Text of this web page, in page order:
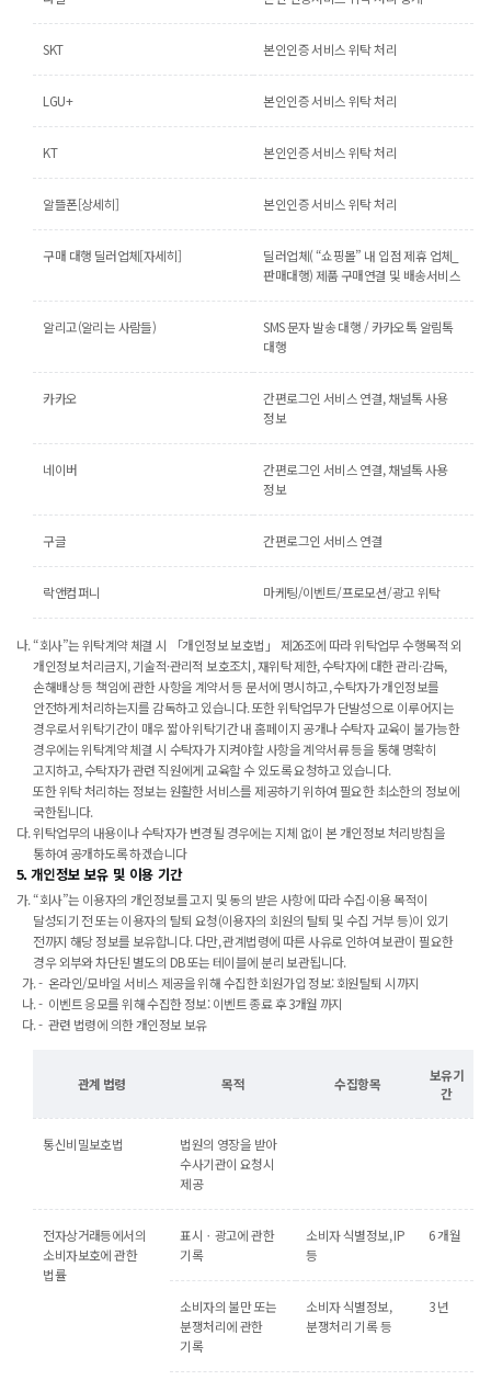
SKT 본인인증 서비스 위탁 처리
LGU+ 본인인증 서비스 위탁 처리
KT 본인인증 서비스 위탁 처리
알뜰폰[상세히] 본인인증 서비스 위탁 처리
구매 대행 딜러업체[자세히]
딜러업체( “쇼핑몰” 내 입점 제휴 업체_
판매대행) 제품 구매연결 및 배송서비스
알리고(알리는 사람들)
SMS 문자 발송 대행 / 카카오톡 알림톡
대행
카카오
간편로그인 서비스 연결, 채널톡 사용
정보
네이버
간편로그인 서비스 연결, 채널톡 사용
정보
구글 간편로그인 서비스 연결
락앤컴퍼니 마케팅/이벤트/프로모션/광고 위탁
“회사”는 위탁계약 체결 시 「개인정보 보호법」 제26조에 따라 위탁업무 수행목적 외
개인정보 처리금지, 기술적·관리적 보호조치, 재위탁 제한, 수탁자에 대한 관리·감독,
손해배상 등 책임에 관한 사항을 계약서 등 문서에 명시하고, 수탁자가 개인정보를
안전하게 처리하는지를 감독하고 있습니다. 또한 위탁업무가 단발성으로 이루어지는
경우로서 위탁기간이 매우 짧아 위탁기간 내 홈페이지 공개나 수탁자 교육이 불가능한
경우에는 위탁계약 체결 시 수탁자가 지켜야할 사항을 계약서류 등을 통해 명확히
고지하고, 수탁자가 관련 직원에게 교육할 수 있도록 요청하고 있습니다.
또한 위탁 처리하는 정보는 원활한 서비스를 제공하기 위하여 필요한 최소한의 정보에
국한됩니다.
위탁업무의 내용이나 수탁자가 변경될 경우에는 지체 없이 본 개인정보 처리방침을
통하여 공개하도록 하겠습니다
5. 개인정보 보유 및 이용 기간
“회사”는 이용자의 개인정보를 고지 및 동의 받은 사항에 따라 수집·이용 목적이
달성되기 전 또는 이용자의 탈퇴 요청(이용자의 회원의 탈퇴 및 수집 거부 등)이 있기
전까지 해당 정보를 보유합니다. 다만, 관계법령에 따른 사유로 인하여 보관이 필요한
경우 외부와 차단된 별도의 DB 또는 테이블에 분리 보관됩니다.
온라인/모바일 서비스 제공을 위해 수집한 회원가입 정보: 회원탈퇴 시까지
이벤트 응모를 위해 수집한 정보: 이벤트 종료 후 3개월 까지
관련 법령에 의한 개인정보 보유
관계 법령 목적 수집항목
보유기
간
통신비밀보호법
법원의 영장을 받아
수사기관이 요청시
제공
전자상거래등에서의
소비자보호에 관한
법률
표시ㆍ광고에 관한
기록
소비자 식별정보, IP
등
6 개월
소비자의 불만 또는
분쟁처리에 관한
기록
소비자 식별정보,
분쟁처리 기록 등
3 년